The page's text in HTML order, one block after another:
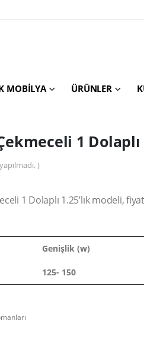
MOBILYA ÜRÜNLER
1 Dolaplı
)
1 Dolaplı 1.25’lık modeli,
Genişlik (w)
125- 150